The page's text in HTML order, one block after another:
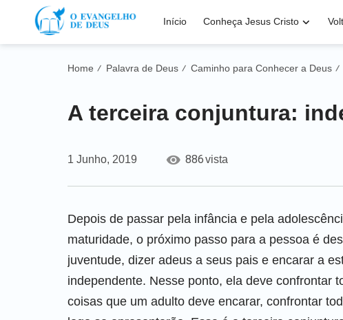
Início Conheça Jesus Cristo
Home / Palavra de Deus / Caminho para Conhecer a Deus /
A terceira conjuntura:
1 Junho, 2019 886vista
Depois de passar pela infância e pela
maturidade, o próximo passo para a pessoa é
juventude, dizer adeus a seus pais e encarar a
independente. Nesse ponto, ela deve confrontar
coisas que um adulto deve encarar, confrontar